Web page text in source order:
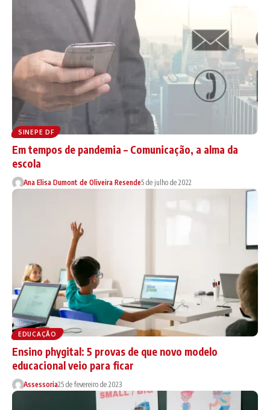
SINEPE DF
Em tempos de pandemia – Comunicação, a alma da
escola
Ana Elisa Dumont de Oliveira Resende5 de julho de 2022
EDUCAÇÃO
Ensino phygital: 5 provas de que novo modelo
educacional veio para ficar
Assessoria25 de fevereiro de 2023